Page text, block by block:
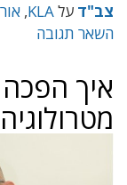
צב"ד עלKLA
,
השאר תגובה
איך